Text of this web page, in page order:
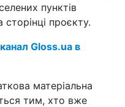
пунктів
сторінці проєкту.
канал Gloss.ua в
матеріальна
тим, хто вже